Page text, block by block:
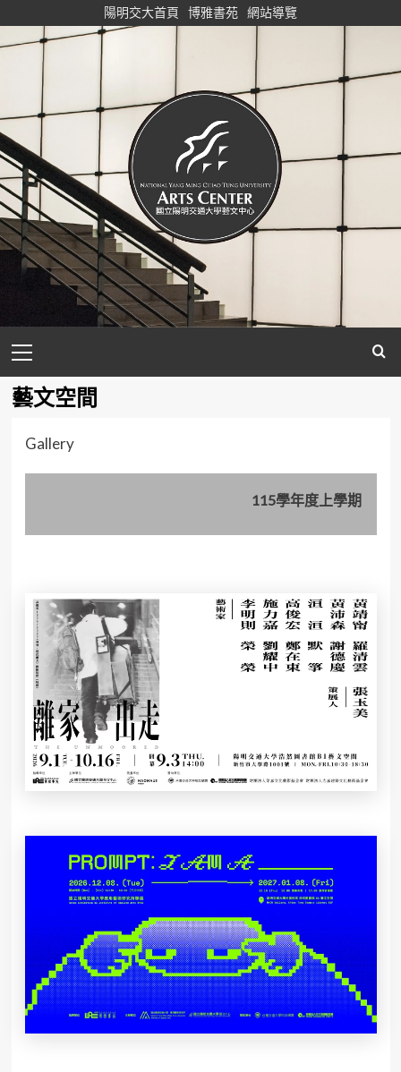
content
陽明交大首頁 博雅書苑 網站導覽
Menu
藝文空間
Gallery
115學年度上學期